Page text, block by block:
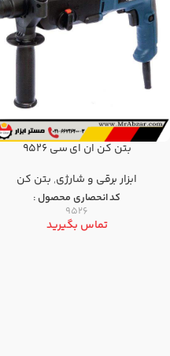
بتن کن ان ای سی 9526
ابزار برقی و شارژی, بتن كن
کد انحصاری محصول :
9526
تماس بگیرید